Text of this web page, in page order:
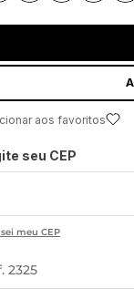
seu CEP
meu CEP
2325